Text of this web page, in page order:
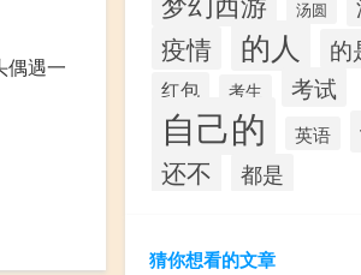
偶遇一
汤圆
疫情 的人 的
红包 考生 考试
自己的 英语
还不 都是
猜你想看的文章